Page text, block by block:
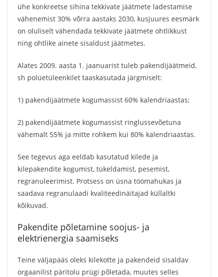
ühe konkreetse sihina tekkivate jäätmete ladestamise
vähenemist 30% võrra aastaks 2030, kusjuures eesmärk
on oluliselt vähendada tekkivate jäätmete ohtlikkust
ning ohtlike ainete sisaldust jäätmetes.
Alates 2009. aasta 1. jaanuarist tuleb pakendijäätmeid,
sh polüetüleenkilet taaskasutada järgmiselt:
1) pakendijäätmete kogumassist 60% kalendriaastas;
2) pakendijäätmete kogumassist ringlussevõetuna
vähemalt 55% ja mitte rohkem kui 80% kalendriaastas.
See tegevus aga eeldab kasutatud kilede ja
kilepakendite kogumist, tükeldamist, pesemist,
regranuleerimist. Protsess on üsna töömahukas ja
saadava regranulaadi kvaliteedinäitajad küllaltki
kõikuvad.
Pakendite põletamine soojus- ja
elektrienergia saamiseks
Teine väljapääs oleks kilekotte ja pakendeid sisaldav
orgaanilist päritolu prügi põletada, muutes selles